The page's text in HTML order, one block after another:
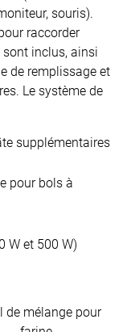
souris).
raccorder
inclus, ainsi
de remplissage et
Le système de
supplémentaires
pour bols à
W et 500 W)